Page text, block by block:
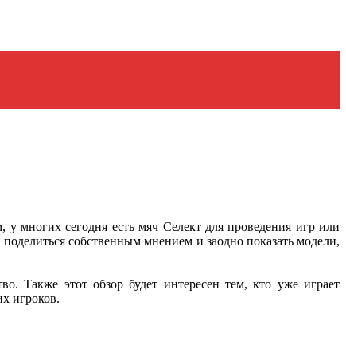
многих сегодня есть мяч Селект для проведения игр или
собственным мнением и заодно показать модели,
Также этот обзор будет интересен тем, кто уже играет
игроков.